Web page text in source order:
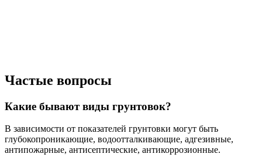
Частые вопросы
Какие бывают виды грунтовок?
В зависимости от показателей грунтовки могут быть
глубокопроникающие, водоотталкивающие, адгезивные,
антипожарные, антисептические, антикоррозионные.